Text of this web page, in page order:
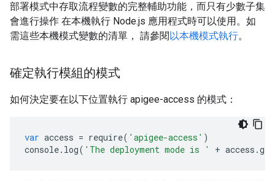
部署模式中存取流程變數的完整輔助功能，而只有少數子集
會進行操作 在本機執行 Node.js 應用程式時可以使用。如
需這些本機模式變數的清單， 請參閱以本機模式執行。
確定執行模組的模式
如何決定要在以下位置執行 apigee-access 的模式：
var access = require( 'apigee-access' )
console. log( 'The deployment mode is ' + access .